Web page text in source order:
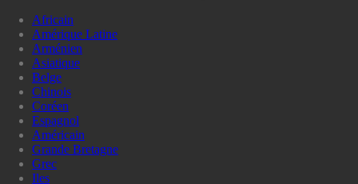
Africain
Amérique Latine
Arménien
Asiatique
Belge
Chinois
Coréen
Espagnol
Américain
Grande Bretagne
Grec
Iles